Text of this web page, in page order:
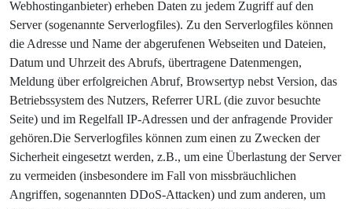
Webhostinganbieter) erheben Daten zu jedem Zugriff auf den
Server (sogenannte Serverlogfiles). Zu den Serverlogfiles können
die Adresse und Name der abgerufenen Webseiten und Dateien,
Datum und Uhrzeit des Abrufs, übertragene Datenmengen,
Meldung über erfolgreichen Abruf, Browsertyp nebst Version, das
Betriebssystem des Nutzers, Referrer URL (die zuvor besuchte
Seite) und im Regelfall IP-Adressen und der anfragende Provider
gehören.Die Serverlogfiles können zum einen zu Zwecken der
Sicherheit eingesetzt werden, z.B., um eine Überlastung der Server
zu vermeiden (insbesondere im Fall von missbräuchlichen
Angriffen, sogenannten DDoS-Attacken) und zum anderen, um